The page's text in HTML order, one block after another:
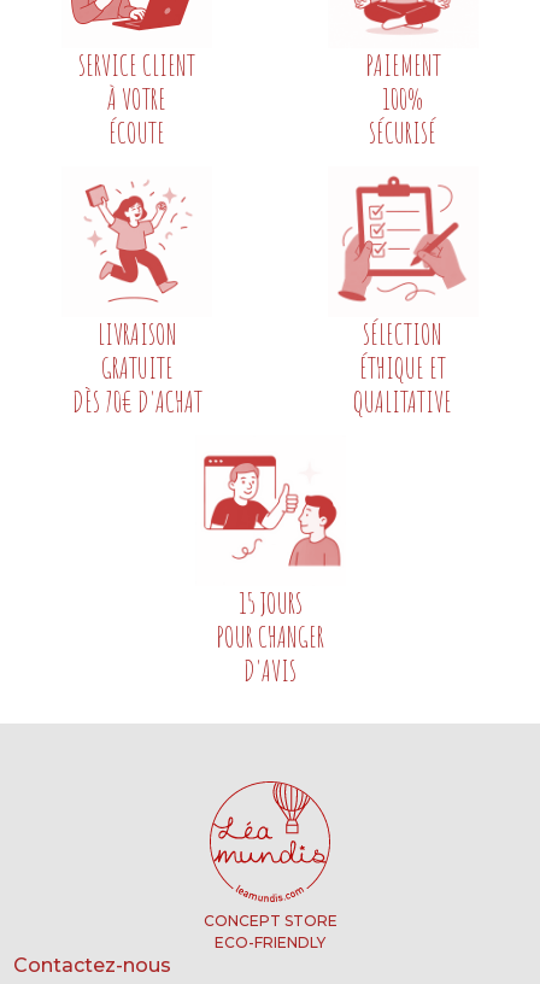
SERVICE CLIENT
À VOTRE
ÉCOUTE
PAIEMENT
100%
SÉCURISÉ
LIVRAISON
GRATUITE
DÈS 70€ D'ACHAT
SÉLECTION
ÉTHIQUE ET
QUALITATIVE
15 JOURS
POUR CHANGER
D'AVIS
CONCEPT STORE
ECO-FRIENDLY
Contactez-nous